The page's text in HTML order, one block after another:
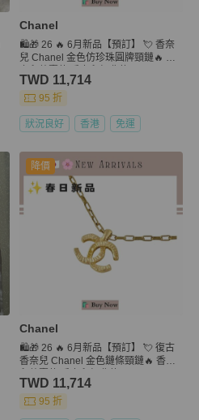
Chanel
🛍️🎁 26 🔥 6月新品【預訂】 💘 香奈
兒 Chanel 金色仿珍珠圓牌頸鏈🔥 香
TWD 11,714
95 折
狀況良好 香港 免運
降價
Chanel
🛍️🎁 26 🔥 6月新品【預訂】 💘 復古
香奈兒 Chanel 金色鏈條頸鏈🔥 香奈
CKLACE
TWD 11,714
95 折